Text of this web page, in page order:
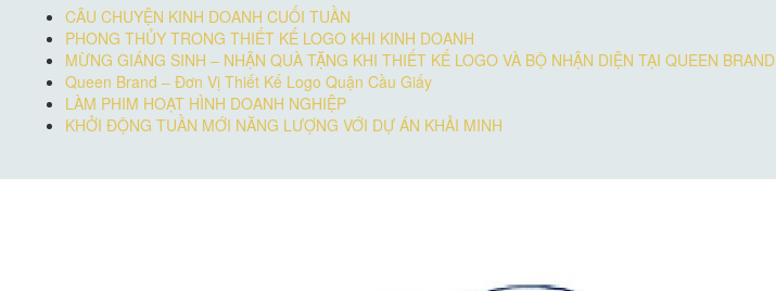
CÂU CHUYỆN KINH DOANH CUỐI TUẦN
PHONG THỦY TRONG THIẾT KẾ LOGO KHI KINH DOANH
MỪNG GIÁNG SINH – NHẬN QUÀ TẶNG KHI THIẾT KẾ LOGO VÀ BỘ NHẬN DIỆN TẠI QUEEN BRAND
Queen Brand – Đơn Vị Thiết Kế Logo Quận Cầu Giấy
LÀM PHIM HOẠT HÌNH DOANH NGHIỆP
KHỞI ĐỘNG TUẦN MỚI NĂNG LƯỢNG VỚI DỰ ÁN KHẢI MINH